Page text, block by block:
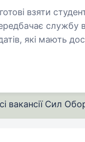
взяти
які мають
вакансії Сил